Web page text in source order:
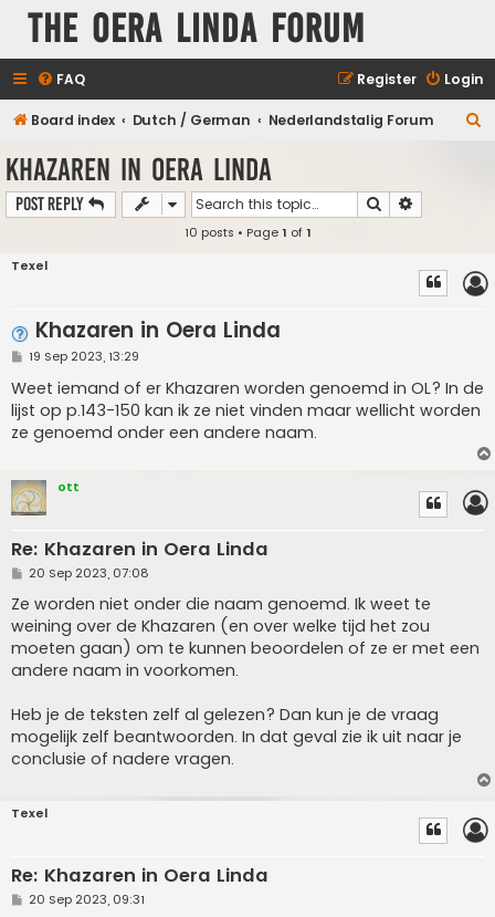
The Oera Linda Forum
FAQ Login
Register
Board index Dutch / German Nederlandstalig Forum
Khazaren in Oera Linda
Post Reply Search
10 posts • Page1 of1
Texel
Khazaren in Oera Linda
P
s
t
19 Sep 2023, 13:29
Weet iemand of er Khazaren worden genoemd in OL? In de
lijst op p.143-150 kan ik ze niet vinden maar wellicht worden
ze genoemd onder een andere naam.
ott
Re: Khazaren in Oera Linda
P
s
t
20 Sep 2023, 07:08
Ze worden niet onder die naam genoemd. Ik weet te
weining over de Khazaren (en over welke tijd het zou
moeten gaan) om te kunnen beoordelen of ze er met een
andere naam in voorkomen.
Heb je de teksten zelf al gelezen? Dan kun je de vraag
mogelijk zelf beantwoorden. In dat geval zie ik uit naar je
conclusie of nadere vragen.
Texel
Re: Khazaren in Oera Linda
P20 Sep 2023, 09:31